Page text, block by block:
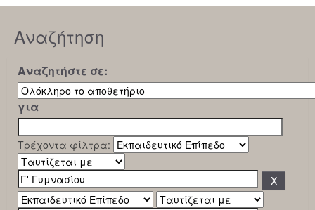
Αναζήτηση
Αναζητήστε σε:
για
Τρέχοντα φίλτρα: